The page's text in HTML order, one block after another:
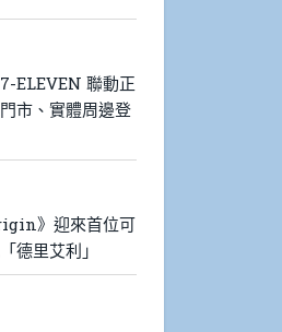
ELEVEN 聯動正
市、實體周邊登
》迎來首位可
德里艾利」